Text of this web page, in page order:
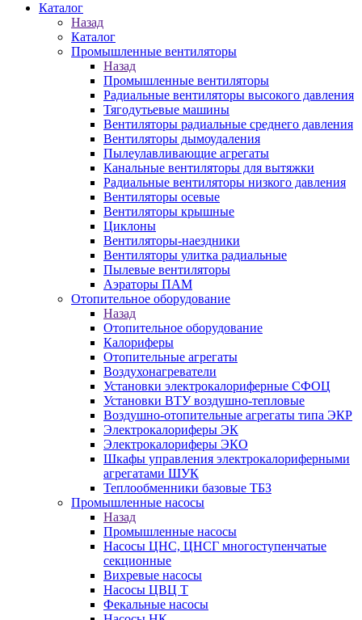
Каталог
Назад
Каталог
Промышленные вентиляторы
Назад
Промышленные вентиляторы
Радиальные вентиляторы высокого давления
Тягодутьевые машины
Вентиляторы радиальные среднего давления
Вентиляторы дымоудаления
Пылеулавливающие агрегаты
Канальные вентиляторы для вытяжки
Радиальные вентиляторы низкого давления
Вентиляторы осевые
Вентиляторы крышные
Циклоны
Вентиляторы-наездники
Вентиляторы улитка радиальные
Пылевые вентиляторы
Аэраторы ПАМ
Отопительное оборудование
Назад
Отопительное оборудование
Калориферы
Отопительные агрегаты
Воздухонагреватели
Установки электрокалориферные СФОЦ
Установки ВТУ воздушно-тепловые
Воздушно-отопительные агрегаты типа ЭКР
Электрокалориферы ЭК
Электрокалориферы ЭКО
Шкафы управления электрокалориферными
агрегатами ШУК
Теплообменники базовые ТБЗ
Промышленные насосы
Назад
Промышленные насосы
Насосы ЦНС, ЦНСГ многоступенчатые
секционные
Вихревые насосы
Насосы ЦВЦ Т
Фекальные насосы